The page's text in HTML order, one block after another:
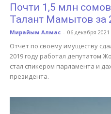
Почти 1,5 млн
Талант Мамытов за
Мирайым Алмас - 06 декабря 2021
Отчет по своему имуществу
2019 году работал депутатом
стал спикером парламента и
президента.